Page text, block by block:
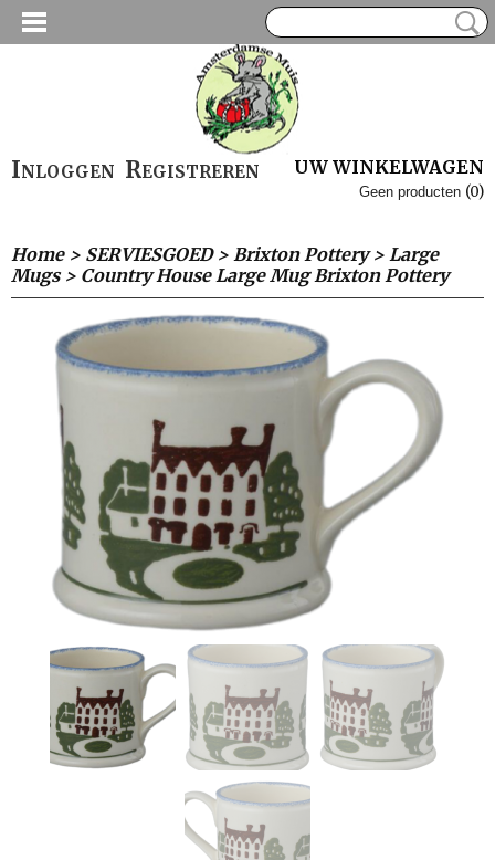
Inloggen Registreren UW WINKELWAGEN
Geen producten (0)
Home> SERVIESGOED> Brixton Pottery> Large
Mugs> Country House Large Mug Brixton Pottery